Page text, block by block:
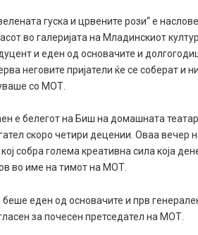
гуска и црвените рози“ е
во галеријата на Младинскиот
и еден од основачите и
неговите пријатели ќе се соберат и
со МОТ.
е белегот на Биш на домашната
скоро четири децении. Оваа вечер
кој собра голема креативна сила која
во име на тимот на МОТ.
еден од основачите и прв
за почесен претседател на МОТ.